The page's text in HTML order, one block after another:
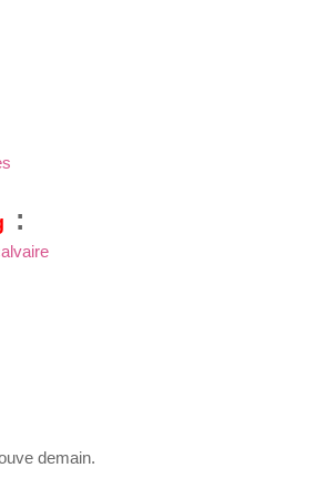
:
demain.